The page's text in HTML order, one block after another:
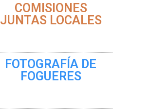
COMISIONES
JUNTAS LOCALES
FOTOGRAFÍA DE
FOGUERES